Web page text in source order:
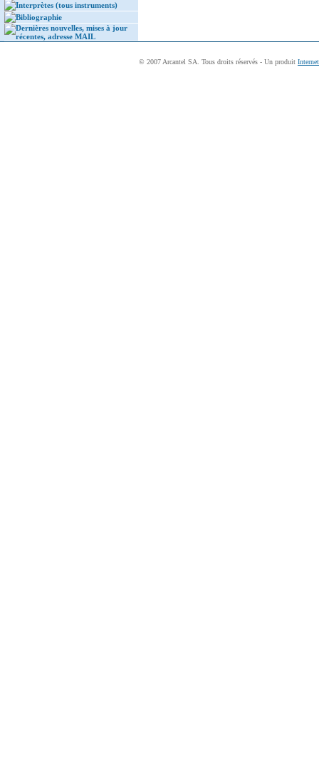
Interprètes (tous instruments)
Bibliographie
Dernières nouvelles, mises à jour
récentes, adresse MAIL
© 2007 Arcantel SA. Tous droits réservés - Un produit